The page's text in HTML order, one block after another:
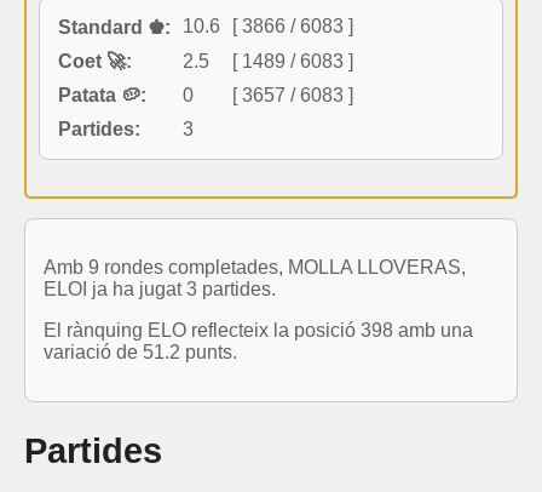
Standard ♚: 10.6
[ 3866 / 6083 ]
Coet 🚀:
2.5
[ 1489 / 6083 ]
Patata 🥔:
0
[ 3657 / 6083 ]
Partides:
3
Amb 9 rondes completades, MOLLA LLOVERAS,
ELOI ja ha jugat 3 partides.
El rànquing ELO reflecteix la posició 398 amb una
variació de 51.2 punts.
Partides